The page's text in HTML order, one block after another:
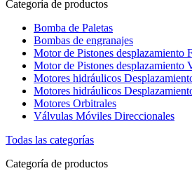
Categoría de productos
Bomba de Paletas
Bombas de engranajes
Motor de Pistones desplazamiento
Motor de Pistones desplazamiento
Motores hidráulicos
Motores hidráulicos
Motores Orbitrales
Válvulas Móviles Direccionales
Todas las categorías
Categoría de productos